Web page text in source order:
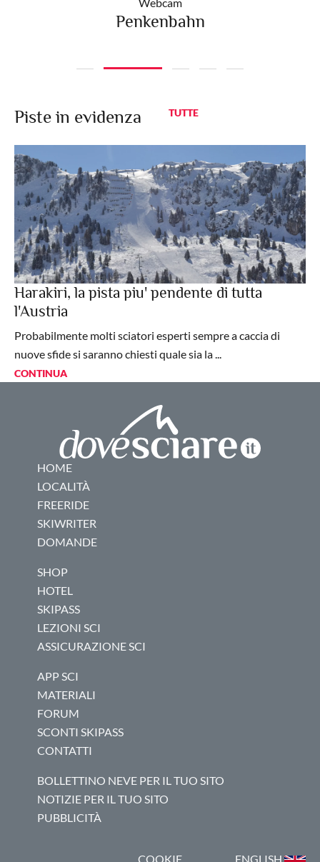
Webcam
Penkenbahn
Piste in evidenza TUTTE
Harakiri, la pista piu' pendente di tutta
l'Austria
Probabilmente molti sciatori esperti sempre a caccia di
nuove sfide si saranno chiesti quale sia la ...
CONTINUA
HOME
LOCALITÀ
FREERIDE
SKIWRITER
DOMANDE
SHOP
HOTEL
SKIPASS
LEZIONI SCI
ASSICURAZIONE SCI
APP SCI
MATERIALI
FORUM
SCONTI SKIPASS
CONTATTI
BOLLETTINO NEVE PER IL TUO SITO
NOTIZIE PER IL TUO SITO
PUBBLICITÀ
COOKIE ENGLISH